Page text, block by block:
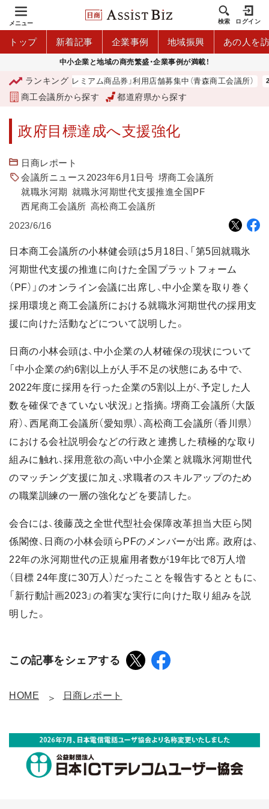
メニュー 検索 ログイン
トップ 新着記事 企業事例 地域振興 あの人を
中小企業と地域の商売繁盛・企業事例が満載！
ランキング
「青森市プレミアム商品券」利用店舗募集中（青森商工会議所）
商工会議所から探す 都道府県から探す
政府目標達成へ支援強化
日商レポート
会議所ニュース2023年6月1日号 堺商工会議所
就職氷河期 就職氷河期世代支援推進全国PF
西尾商工会議所 高松商工会議所
2023/6/16
日本商工会議所の小林健会頭は5月18日、「第5回就職氷
河期世代支援の推進に向けた全国プラットフォーム
（PF）」のオンライン会議に出席し、中小企業を取り巻く
採用環境と商工会議所における就職氷河期世代の採用支
援に向けた活動などについて説明した。
日商の小林会頭は、中小企業の人材確保の現状について
「中小企業の約6割以上が人手不足の状態にある中で、
2022年度に採用を行った企業の5割以上が、予定した人
数を確保できていない状況」と指摘。堺商工会議所（大阪
府）、西尾商工会議所（愛知県）、高松商工会議所（香川県）
における会社説明会などの行政と連携した積極的な取り
組みに触れ、採用意欲の高い中小企業と就職氷河期世代
のマッチング支援に加え、求職者のスキルアップのため
の職業訓練の一層の強化などを要請した。
会合には、後藤茂之全世代型社会保障改革担当大臣ら関
係閣僚、日商の小林会頭らPFのメンバーが出席。政府は、
22年の氷河期世代の正規雇用者数が19年比で8万人増
（目標 24年度に30万人）だったことを報告するとともに、
「新行動計画2023」の着実な実行に向けた取り組みを説
明した。
この記事をシェアする
HOME 日商レポート